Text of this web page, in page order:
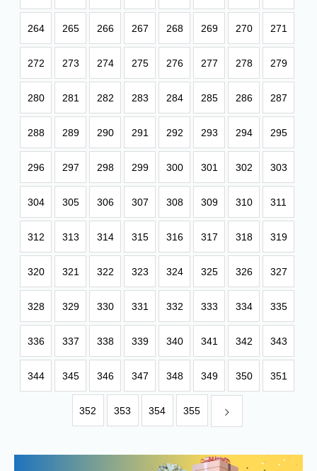
264 265 266 267 268 269 270 271
272 273 274 275 276 277 278 279
280 281 282 283 284 285 286 287
288 289 290 291 292 293 294 295
296 297 298 299 300 301 302 303
304 305 306 307 308 309 310 311
312 313 314 315 316 317 318 319
320 321 322 323 324 325 326 327
328 329 330 331 332 333 334 335
336 337 338 339 340 341 342 343
344 345 346 347 348 349 350 351
352 353 354 355